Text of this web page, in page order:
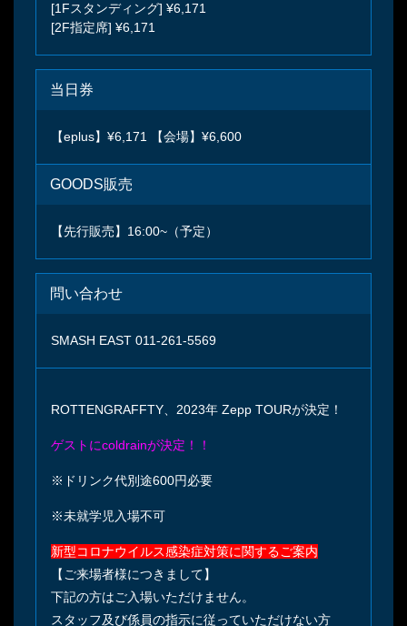
[1Fスタンディング] ¥6,171
[2F指定席] ¥6,171
当日券
【eplus】¥6,171 【会場】¥6,600
GOODS販売
【先行販売】16:00~（予定）
問い合わせ
SMASH EAST 011-261-5569
ROTTENGRAFFTY、2023年 Zepp TOURが決定！
ゲストにcoldrainが決定！！
※ドリンク代別途600円必要
※未就学児入場不可
新型コロナウイルス感染症対策に関するご案内
【ご来場者様につきまして】
下記の方はご入場いただけません。
スタッフ及び係員の指示に従っていただけない方